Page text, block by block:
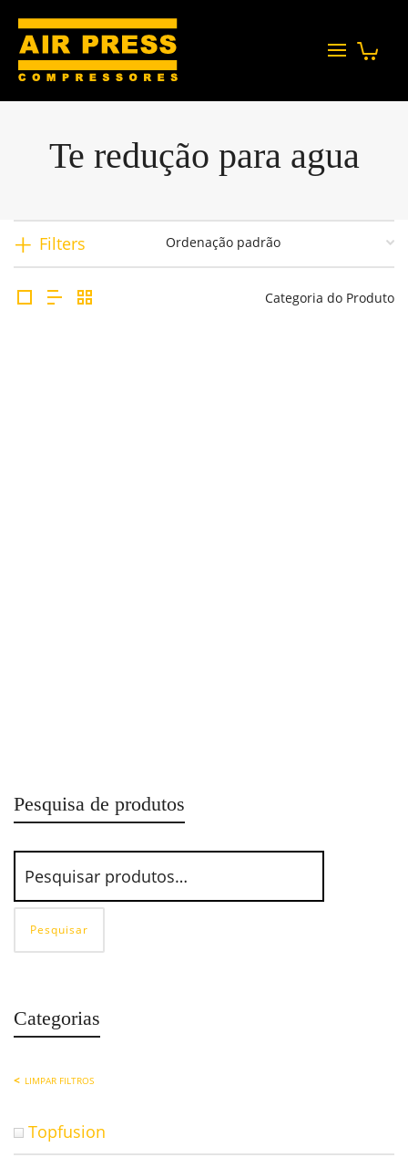
Te redução para agua
Filters
Categoria do Produto
Pesquisa de produtos
Pesquisar
Categorias
LIMPAR FILTROS
Topfusion